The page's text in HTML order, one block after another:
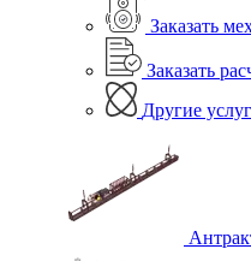
Заказать
Заказать
Другие